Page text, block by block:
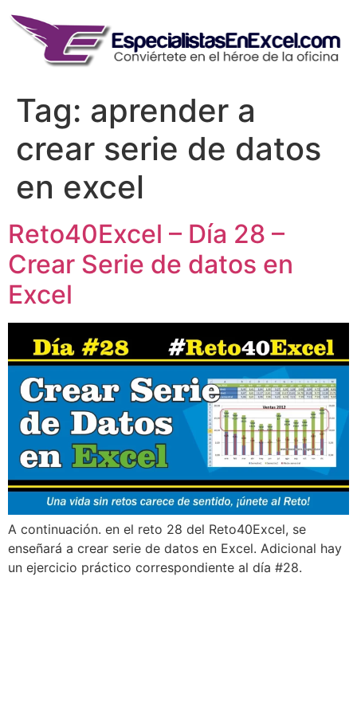
content
Tag: aprender a
crear serie de datos
en excel
Reto40Excel – Día 28 –
Crear Serie de datos en
Excel
A continuación. en el reto 28 del Reto40Excel, se
enseñará a crear serie de datos en Excel. Adicional hay
un ejercicio práctico correspondiente al día #28.